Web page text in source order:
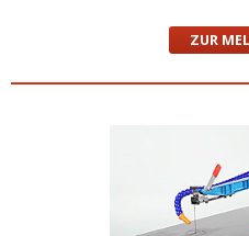
ZUR